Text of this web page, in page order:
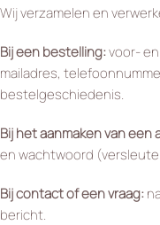
Wij verzamelen en
Bij een bestelling:voor-
mailadres,
bestelgeschiedenis.
Bij het aanmaken van een
en wachtwoord
Bij contact of een vraag:
bericht.